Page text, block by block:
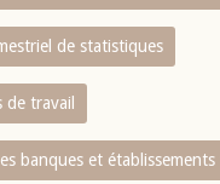
de statistiques
de travail
banques et établissements